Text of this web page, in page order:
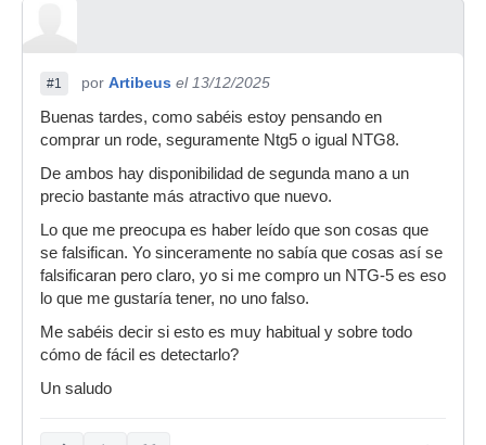
#1 por Artibeus el 13/12/2025
Buenas tardes, como sabéis estoy pensando en
comprar un rode, seguramente Ntg5 o igual NTG8.
De ambos hay disponibilidad de segunda mano a un
precio bastante más atractivo que nuevo.
Lo que me preocupa es haber leído que son cosas que
se falsifican. Yo sinceramente no sabía que cosas así se
falsificaran pero claro, yo si me compro un NTG-5 es eso
lo que me gustaría tener, no uno falso.
Me sabéis decir si esto es muy habitual y sobre todo
cómo de fácil es detectarlo?
Un saludo